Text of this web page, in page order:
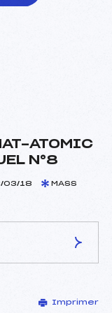
ATOMIC
N°8
03/18 MASS
ROBERT (MV)
Imprimer